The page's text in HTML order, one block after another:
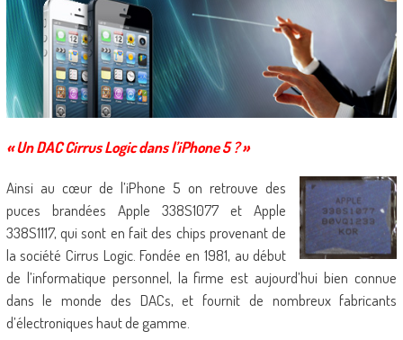
« Un DAC Cirrus Logic dans l’iPhone 5 ? »
Ainsi au cœur de l’iPhone 5 on retrouve des
puces brandées Apple 338S1077 et Apple
338S1117, qui sont en fait des chips provenant de
la société Cirrus Logic. Fondée en 1981, au début
de l’informatique personnel, la firme est aujourd’hui bien connue
dans le monde des DACs, et fournit de nombreux fabricants
d’électroniques haut de gamme.